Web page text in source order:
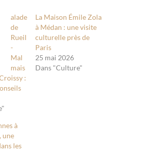
alade
de
Rueil
-
Mal
mais
:
La Maison Émile Zola
à Médan : une visite
culturelle près de
Paris
25 mai 2026
Dans "Culture"
à
une
les